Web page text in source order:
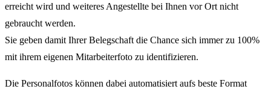
erreicht wird und weiteres Angestellte bei Ihnen vor Ort nicht
gebraucht werden.
Sie geben damit Ihrer Belegschaft die Chance sich immer zu 100%
mit ihrem eigenen Mitarbeiterfoto zu identifizieren.
Die Personalfotos können dabei automatisiert aufs beste Format